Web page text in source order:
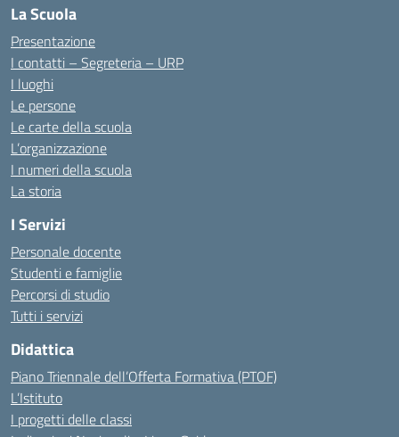
La Scuola
Presentazione
I contatti – Segreteria – URP
I luoghi
Le persone
Le carte della scuola
L’organizzazione
I numeri della scuola
La storia
I Servizi
Personale docente
Studenti e famiglie
Percorsi di studio
Tutti i servizi
Didattica
Piano Triennale dell’Offerta Formativa (PTOF)
L’Istituto
I progetti delle classi